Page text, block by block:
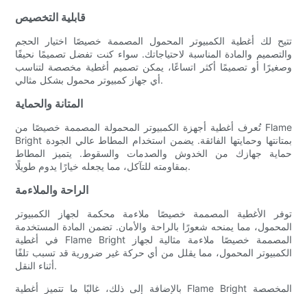
قابلية التخصيص
تتيح لك أغطية الكمبيوتر المحمول المصممة خصيصًا اختيار الحجم
والتصميم والمادة المناسبة لاحتياجاتك. سواء كنت تفضل تصميمًا نحيفًا
وصغيرًا أو تصميمًا أكثر اتساعًا، يمكن تصميم أغطية مخصصة لتناسب
أي جهاز كمبيوتر محمول بشكل مثالي.
المتانة والحماية
تُعرف أغطية أجهزة الكمبيوتر المحمولة المصممة خصيصًا من Flame
Bright بمتانتها وحمايتها الفائقة. يضمن استخدام المطاط عالي الجودة
حماية جهازك من الخدوش والصدمات والسقوط. يتميز المطاط
بمقاومته للتآكل، مما يجعله خيارًا يدوم طويلًا.
الراحة والملاءمة
توفر الأغطية المصممة خصيصًا ملاءمة محكمة لجهاز الكمبيوتر
المحمول، مما يمنحه شعورًا بالراحة والأمان. تضمن المادة المستخدمة
في أغطية Flame Bright المصممة خصيصًا ملاءمة مثالية لجهاز
الكمبيوتر المحمول، مما يقلل من أي حركة غير ضرورية قد تسبب تلفًا
أثناء النقل.
بالإضافة إلى ذلك، غالبًا ما تتميز أغطية Flame Bright المخصصة